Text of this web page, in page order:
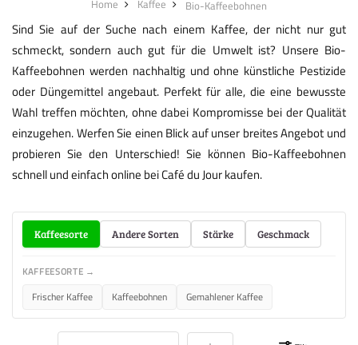
Home Kaffee Bio-Kaffeebohnen
Sind Sie auf der Suche nach einem Kaffee, der nicht nur gut
schmeckt, sondern auch gut für die Umwelt ist? Unsere Bio-
Kaffeebohnen werden nachhaltig und ohne künstliche Pestizide
oder Düngemittel angebaut. Perfekt für alle, die eine bewusste
Wahl treffen möchten, ohne dabei Kompromisse bei der Qualität
einzugehen. Werfen Sie einen Blick auf unser breites Angebot und
probieren Sie den Unterschied! Sie können Bio-Kaffeebohnen
schnell und einfach online bei Café du Jour kaufen.
Kaffeesorte Andere Sorten Stärke Geschmack
KAFFEESORTE →
Frischer Kaffee Kaffeebohnen Gemahlener Kaffee